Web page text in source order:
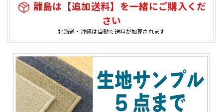
離島は【追加送料】を一緒にご購入くだ
さい
北海道・沖縄は自動で送料が加算されます